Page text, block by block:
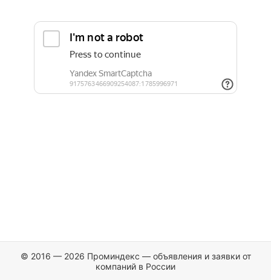
© 2016 — 2026 Проминдекс — объявления и заявки от
компаний в России